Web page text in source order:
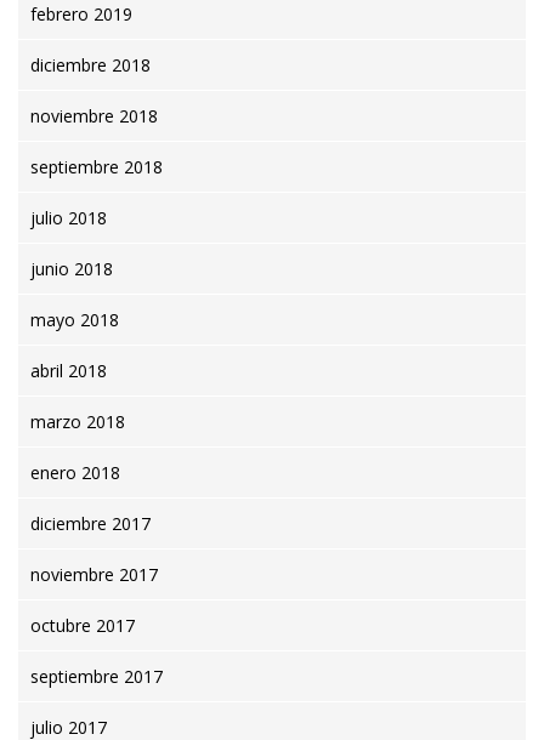
febrero 2019
diciembre 2018
noviembre 2018
septiembre 2018
julio 2018
junio 2018
mayo 2018
abril 2018
marzo 2018
enero 2018
diciembre 2017
noviembre 2017
octubre 2017
septiembre 2017
julio 2017